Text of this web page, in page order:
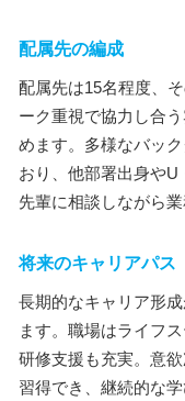
配属先の編成
配属先は15名程度、
ーク重視で協力し合
めます。多様なバッ
おり、他部署出身や
先輩に相談しながら
将来のキャリアパス
長期的なキャリア形
ます。職場はライフ
研修支援も充実。意
習得でき、継続的な